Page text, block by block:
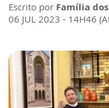
Escrito por Família
06 JUL 2023 - 14H46